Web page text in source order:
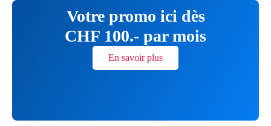
Votre promo ici dès
CHF 100.- par mois
En savoir plus